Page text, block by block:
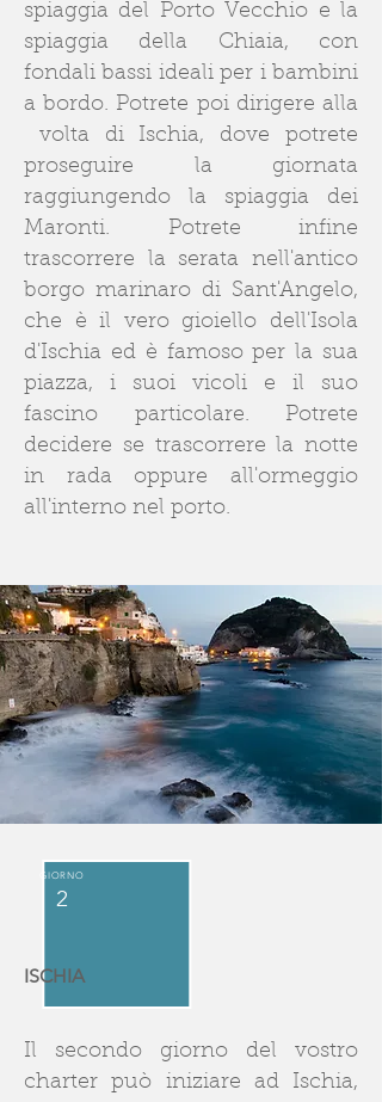
spiaggia del Porto Vecchio e la
spiaggia della Chiaia, con
fondali bassi ideali per i bambini
a bordo. Potrete poi dirigere alla
volta di Ischia, dove potrete
proseguire la giornata
raggiungendo la spiaggia dei
Maronti. Potrete infine
trascorrere la serata nell'antico
borgo marinaro di Sant'Angelo,
che è il vero gioiello dell'Isola
d'Ischia ed è famoso per la sua
piazza, i suoi vicoli e il suo
fascino particolare. Potrete
decidere se trascorrere la notte
in rada oppure all'ormeggio
all'interno nel porto.
GIORNO
2
ISCHIA
Il secondo giorno del vostro
charter può iniziare ad Ischia,